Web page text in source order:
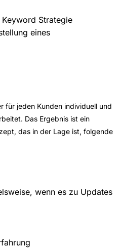
Strategie
eines
für jeden Kunden individuell und
Das Ergebnis ist ein
das in der Lage ist, folgende
wenn es zu Updates